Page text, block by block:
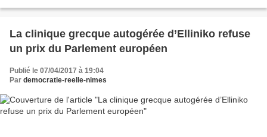
La clinique grecque autogérée d’Elliniko refuse
un prix du Parlement européen
Publié le 07/04/2017 à 19:04
Par democratie-reelle-nimes